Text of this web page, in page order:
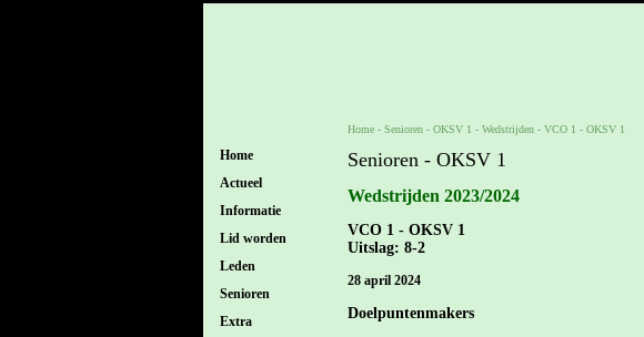
Home
Actueel
Informatie
Lid worden
Leden
Senioren
Extra
Home- Senioren - OKSV 1 - Wedstrijden- VCO 1 - OKSV 1
Senioren - OKSV 1
Wedstrijden 2023/2024
VCO 1 - OKSV 1
Uitslag: 8-2
28 april 2024
Doelpuntenmakers